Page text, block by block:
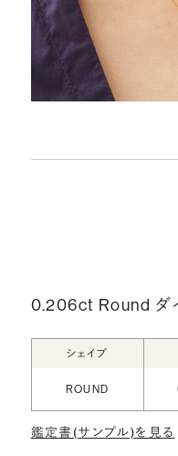
0.206ct Round ダ
シェイプ
ROUND
鑑定書(サンプル)を見る